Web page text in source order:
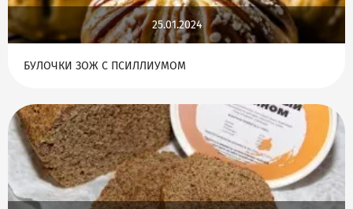
25.01.2024
БУЛОЧКИ ЗОЖ С ПСИЛЛИУМОМ